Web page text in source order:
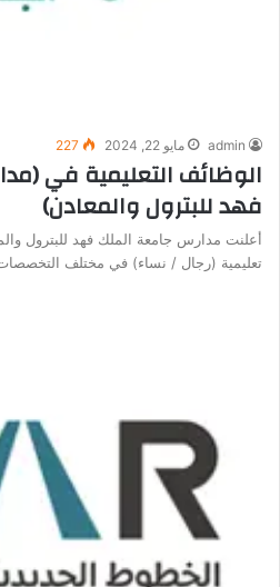
admin مايو 22, 2024 227
الوظائف التعليمية في
فهد للبترول والمعادن)
أعلنت مدارس جامعة الملك فهد للبترول
تعليمية (رجال / نساء) في مختلف